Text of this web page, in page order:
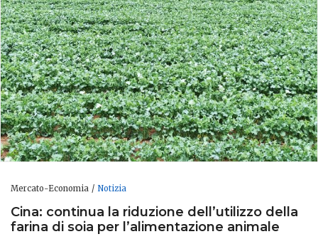
Mercato-Economia Notizia
Cina: continua la riduzione dell’utilizzo della
farina di soia per l’alimentazione animale